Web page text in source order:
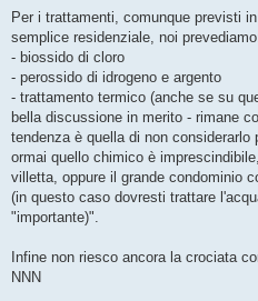
Per i trattamenti, comunque previsti
semplice residenziale, noi
- biossido di cloro
- perossido di idrogeno e argento
- trattamento termico (anche se su
bella discussione in merito - rimane
tendenza è quella di non
ormai quello chimico è
villetta, oppure il grande condominio
(in questo caso dovresti trattare
"importante)".
Infine non riesco ancora la crociata
NNN